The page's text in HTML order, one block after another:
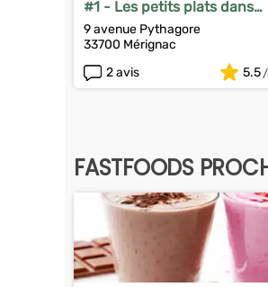
#1 - Les petits plats dans
les grands
9 avenue Pythagore
33700 Mérignac
2 avis
5.5
FASTFOODS